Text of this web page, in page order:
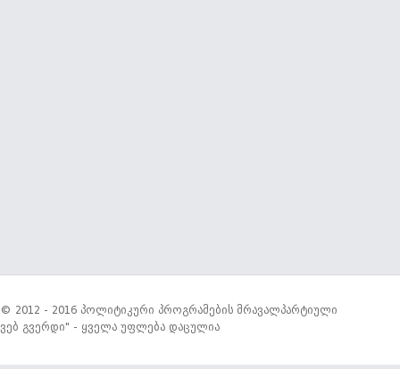
© 2012 - 2016 პოლიტიკური პროგრამების მრავალპარტიული
ვებ გვერდი" - ყველა უფლება დაცულია